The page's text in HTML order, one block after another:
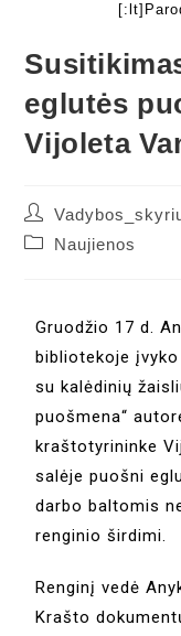
eglutės
Vijoleta
Naujienos
Gruodžio 17 d.
bibliotekoje
su kalėdinių
puošmena“
kraštotyrininke
salėje puošni
darbo baltomis
renginio širdimi.
Renginį vedė
Krašto